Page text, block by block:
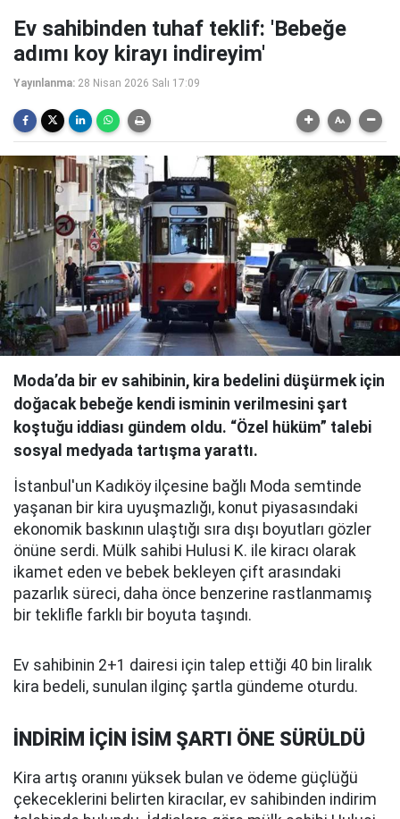
Ev sahibinden tuhaf teklif: 'Bebeğe
adımı koy kirayı indireyim'
Yayınlanma: 28 Nisan 2026 Salı 17:09
Moda’da bir ev sahibinin, kira bedelini düşürmek için
doğacak bebeğe kendi isminin verilmesini şart
koştuğu iddiası gündem oldu. “Özel hüküm” talebi
sosyal medyada tartışma yarattı.
İstanbul'un Kadıköy ilçesine bağlı Moda semtinde
yaşanan bir kira uyuşmazlığı, konut piyasasındaki
ekonomik baskının ulaştığı sıra dışı boyutları gözler
önüne serdi. Mülk sahibi Hulusi K. ile kiracı olarak
ikamet eden ve bebek bekleyen çift arasındaki
pazarlık süreci, daha önce benzerine rastlanmamış
bir teklifle farklı bir boyuta taşındı.
Ev sahibinin 2+1 dairesi için talep ettiği 40 bin liralık
kira bedeli, sunulan ilginç şartla gündeme oturdu.
İNDİRİM İÇİN İSİM ŞARTI ÖNE SÜRÜLDÜ
Kira artış oranını yüksek bulan ve ödeme güçlüğü
çekeceklerini belirten kiracılar, ev sahibinden indirim